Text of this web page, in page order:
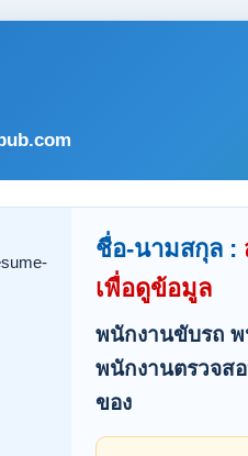
ชื่อ-นามสกุล :
เพื่อดูข้อมูล
พนักงานขับรถ
พนักงานตรวจส
ของ